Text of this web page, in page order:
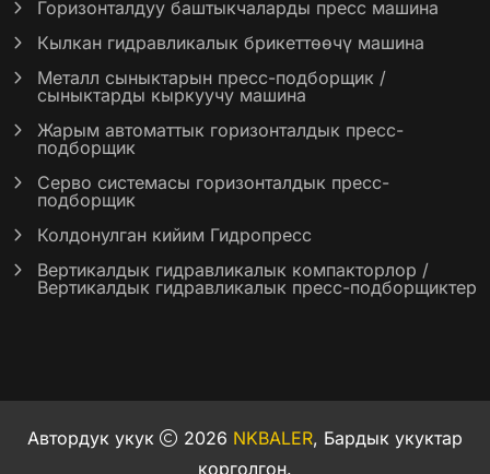
Горизонталдуу баштыкчаларды пресс машина
Кылкан гидравликалык брикеттөөчү машина
Металл сыныктарын пресс-подборщик /
сыныктарды кыркуучу машина
Жарым автоматтык горизонталдык пресс-
подборщик
Серво системасы горизонталдык пресс-
подборщик
Колдонулган кийим Гидропресс
Вертикалдык гидравликалык компакторлор /
Вертикалдык гидравликалык пресс-подборщиктер
Автордук укук 2026 NKBALER, Бардык укуктар